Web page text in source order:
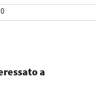
a